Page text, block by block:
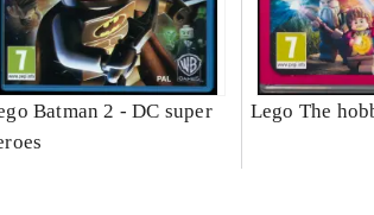
Batman 2 - DC super
Lego The